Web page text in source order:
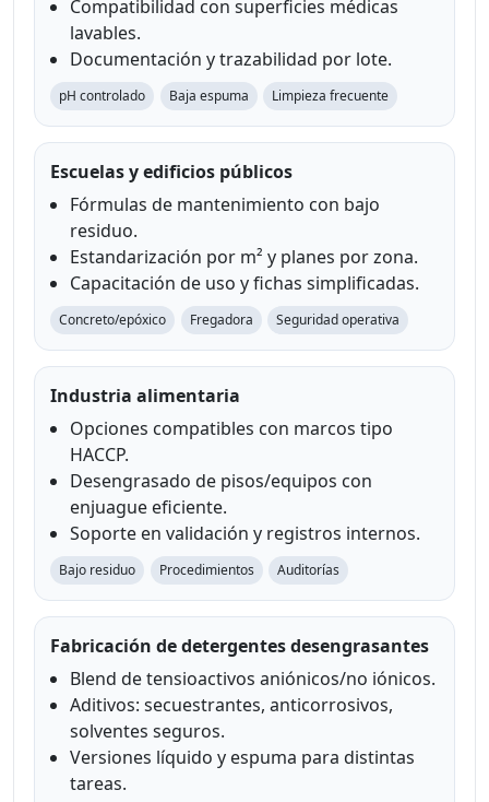
Compatibilidad con superficies médicas
lavables.
Documentación y trazabilidad por lote.
pH controlado Baja espuma Limpieza frecuente
Escuelas y edificios públicos
Fórmulas de mantenimiento con bajo
residuo.
Estandarización por m² y planes por zona.
Capacitación de uso y fichas simplificadas.
Concreto/epóxico Fregadora Seguridad operativa
Industria alimentaria
Opciones compatibles con marcos tipo
HACCP.
Desengrasado de pisos/equipos con
enjuague eficiente.
Soporte en validación y registros internos.
Bajo residuo Procedimientos Auditorías
Fabricación de detergentes desengrasantes
Blend de tensioactivos aniónicos/no iónicos.
Aditivos: secuestrantes, anticorrosivos,
solventes seguros.
Versiones líquido y espuma para distintas
tareas.